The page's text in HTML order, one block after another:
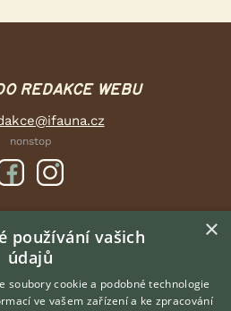
REDAKCE WEBU
nonstop
STRÁNKA
INZERCE
DISKUSE
ČLÁNKY
×
používání vašich
údajů
soubory cookie a podobné technologie
ve vašem zařízení a ke zpracování